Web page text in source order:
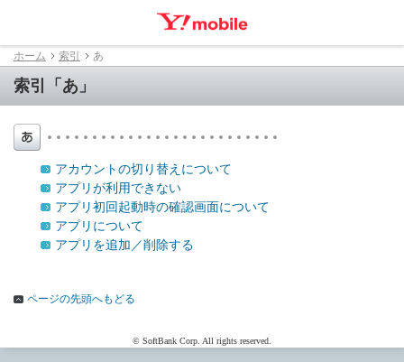
ホーム 索引 あ
索引「あ」
アカウントの切り替えについて
アプリが利用できない
アプリ初回起動時の確認画面について
アプリについて
アプリを追加／削除する
ページの先頭へもどる
© SoftBank Corp. All rights reserved.